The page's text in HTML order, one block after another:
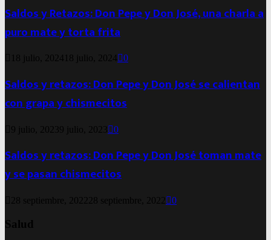
Saldos y Retazos: Don Pepe y Don José, una charla a
puro mate y torta frita
18 julio, 2024 18 julio, 2024 0
Saldos y retazos: Don Pepe y Don José se calientan
con grapa y chismecitos
9 julio, 20239 julio, 2023 0
Saldos y retazos: Don Pepe y Don José toman mate
y se pasan chismecitos
28 septiembre, 2022 28 septiembre, 2022 0
Salud